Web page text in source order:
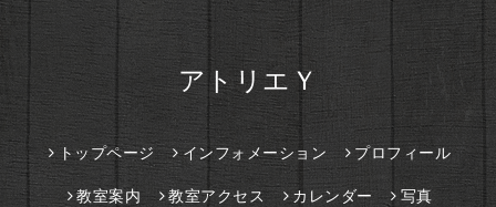
アトリエＹ
トップページ インフォメーション プロフィール
教室案内 教室アクセス カレンダー 写真